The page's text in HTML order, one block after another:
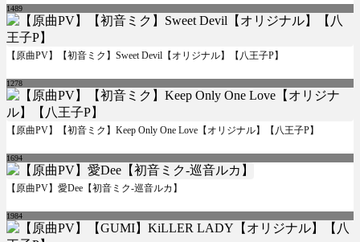
1489
【原曲PV】【初音ミク】Sweet Devil【オリジナル】【八王子P】
1278
【原曲PV】【初音ミク】Keep Only One Love【オリジナル】【八王子P】
1694
【原曲PV】愛Dee【初音ミク-巡音ルカ】
1984